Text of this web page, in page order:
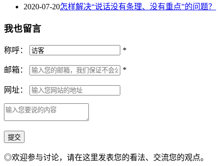
2020-07-20怎样解决“说话没有条理、没有重点”的问题？
我也留言
称呼： *
邮箱： *
网址：
◎欢迎参与讨论，请在这里发表您的看法、交流您的观点。